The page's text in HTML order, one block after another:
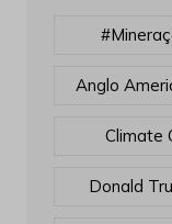
Anglo
Climate
Donald